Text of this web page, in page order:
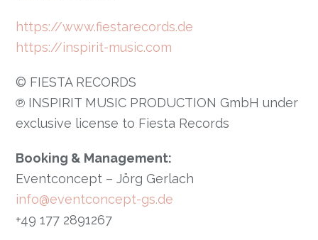
https://www.fiestarecords.de
https://inspirit-music.com
© FIESTA RECORDS
℗ INSPIRIT MUSIC PRODUCTION GmbH under
exclusive license to Fiesta Records
Booking & Management:
Eventconcept – Jörg Gerlach
info@eventconcept-gs.de
+49 177 2891267